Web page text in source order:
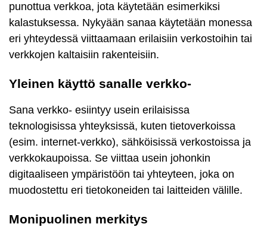
punottua verkkoa, jota käytetään esimerkiksi
kalastuksessa. Nykyään sanaa käytetään monessa
eri yhteydessä viittaamaan erilaisiin verkostoihin tai
verkkojen kaltaisiin rakenteisiin.
Yleinen käyttö sanalle verkko-
Sana verkko- esiintyy usein erilaisissa
teknologisissa yhteyksissä, kuten tietoverkoissa
(esim. internet-verkko), sähköisissä verkostoissa ja
verkkokaupoissa. Se viittaa usein johonkin
digitaaliseen ympäristöön tai yhteyteen, joka on
muodostettu eri tietokoneiden tai laitteiden välille.
Monipuolinen merkitys